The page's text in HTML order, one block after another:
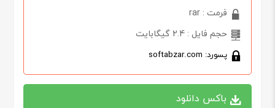
فرمت : rar
حجم فایل : 2.4 گیگابایت
پسورد: softabzar.com
باکس دانلود